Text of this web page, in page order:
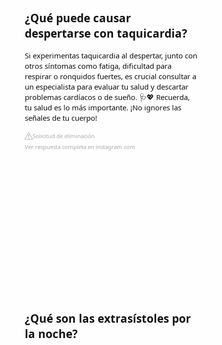
¿Qué puede causar
despertarse con taquicardia?
Si experimentas taquicardia al despertar, junto con
otros síntomas como fatiga, dificultad para
respirar o ronquidos fuertes, es crucial consultar a
un especialista para evaluar tu salud y descartar
problemas cardíacos o de sueño. 🩺💖 Recuerda,
tu salud es lo más importante. ¡No ignores las
señales de tu cuerpo!
Solicitud de eliminación
Ver respuesta completa en instagram.com
¿Qué son las extrasístoles por
la noche?